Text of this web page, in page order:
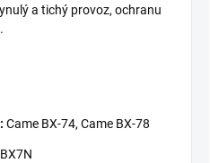
a tichý provoz, ochranu
Came BX-74, Came BX-78